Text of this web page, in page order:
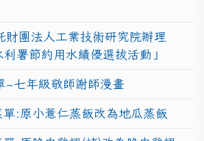
財團法人工業技術研究院辦理
利署節約用水績優選拔活動」
~七年級敬師謝師漫畫
:原小薏仁蒸飯改為地瓜蒸飯